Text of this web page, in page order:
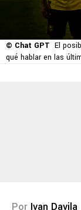
© Chat GPT El
qué hablar en las
Por Ivan Davila